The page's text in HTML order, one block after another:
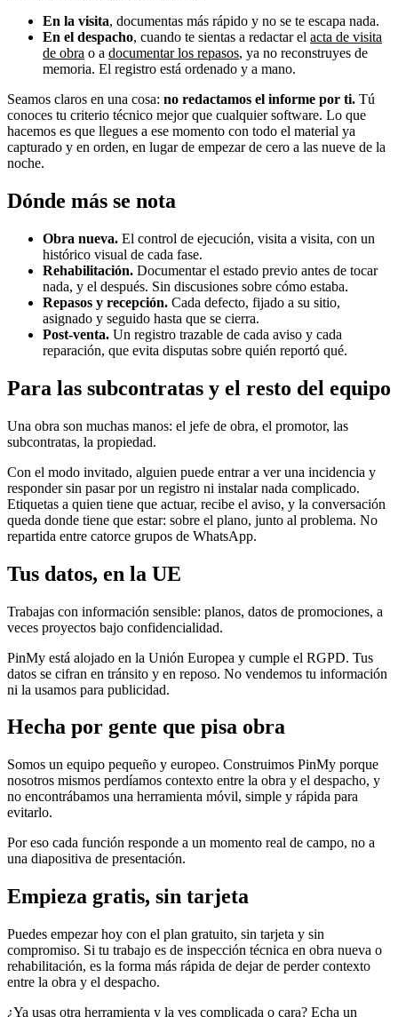
En la visita, documentas más rápido y no se te escapa nada.
En el despacho, cuando te sientas a redactar el acta de visita
de obra o a documentar los repasos, ya no reconstruyes de
memoria. El registro está ordenado y a mano.
Seamos claros en una cosa: no redactamos el informe por ti. Tú
conoces tu criterio técnico mejor que cualquier software. Lo que
hacemos es que llegues a ese momento con todo el material ya
capturado y en orden, en lugar de empezar de cero a las nueve de la
noche.
Dónde más se nota
Obra nueva. El control de ejecución, visita a visita, con un
histórico visual de cada fase.
Rehabilitación. Documentar el estado previo antes de tocar
nada, y el después. Sin discusiones sobre cómo estaba.
Repasos y recepción. Cada defecto, fijado a su sitio,
asignado y seguido hasta que se cierra.
Post-venta. Un registro trazable de cada aviso y cada
reparación, que evita disputas sobre quién reportó qué.
Para las subcontratas y el resto del equipo
Una obra son muchas manos: el jefe de obra, el promotor, las
subcontratas, la propiedad.
Con el modo invitado, alguien puede entrar a ver una incidencia y
responder sin pasar por un registro ni instalar nada complicado.
Etiquetas a quien tiene que actuar, recibe el aviso, y la conversación
queda donde tiene que estar: sobre el plano, junto al problema. No
repartida entre catorce grupos de WhatsApp.
Tus datos, en la UE
Trabajas con información sensible: planos, datos de promociones, a
veces proyectos bajo confidencialidad.
PinMy está alojado en la Unión Europea y cumple el RGPD. Tus
datos se cifran en tránsito y en reposo. No vendemos tu información
ni la usamos para publicidad.
Hecha por gente que pisa obra
Somos un equipo pequeño y europeo. Construimos PinMy porque
nosotros mismos perdíamos contexto entre la obra y el despacho, y
no encontrábamos una herramienta móvil, simple y rápida para
evitarlo.
Por eso cada función responde a un momento real de campo, no a
una diapositiva de presentación.
Empieza gratis, sin tarjeta
Puedes empezar hoy con el plan gratuito, sin tarjeta y sin
compromiso. Si tu trabajo es de inspección técnica en obra nueva o
rehabilitación, es la forma más rápida de dejar de perder contexto
entre la obra y el despacho.
¿Ya usas otra herramienta y la ves complicada o cara? Echa un